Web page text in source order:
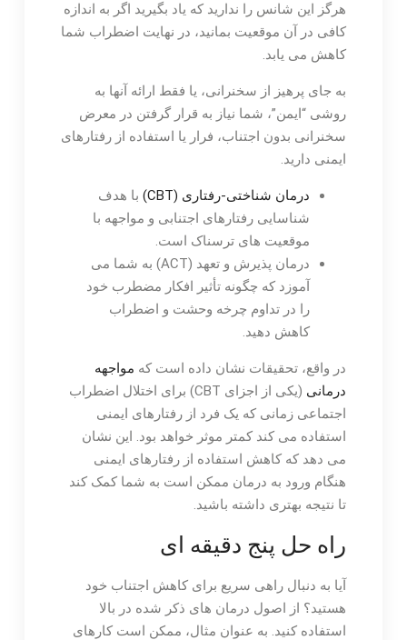
هرگز این شانس را ندارید که یاد بگیرید اگر به اندازه
کافی در آن موقعیت بمانید، در نهایت اضطراب شما
کاهش می یابد.
به جای پرهیز از سخنرانی، یا فقط ارائه آنها به
روشی “ایمن”، شما نیاز به قرار گرفتن در معرض
سخنرانی بدون اجتناب، فرار یا استفاده از رفتارهای
ایمنی دارید.
درمان شناختی-رفتاری (CBT)
با هدف
شناسایی رفتارهای اجتنابی و مواجهه با
موقعیت های ترسناک است.
درمان پذیرش و تعهد (ACT) به شما می
آموزد که چگونه تأثیر افکار مضطرب خود
را در تداوم چرخه وحشت و اضطراب
کاهش دهید.
در واقع، تحقیقات نشان داده است که مواجهه
درمانی
(یکی از اجزای CBT) برای اختلال اضطراب
اجتماعی زمانی که یک فرد از رفتارهای ایمنی
استفاده می کند کمتر موثر خواهد بود. این نشان
می دهد که کاهش استفاده از رفتارهای ایمنی
هنگام ورود به درمان ممکن است به شما کمک کند
تا نتیجه بهتری داشته باشید.
راه حل پنج دقیقه ای
آیا به دنبال راهی سریع برای کاهش اجتناب خود
هستید؟ از اصول درمان های ذکر شده در بالا
استفاده کنید. به عنوان مثال، ممکن است کارهای